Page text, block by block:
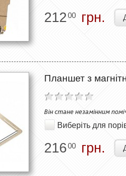
21200 грн.
Планшет з
Він стане незамінним
Виберіть для
21600 грн.